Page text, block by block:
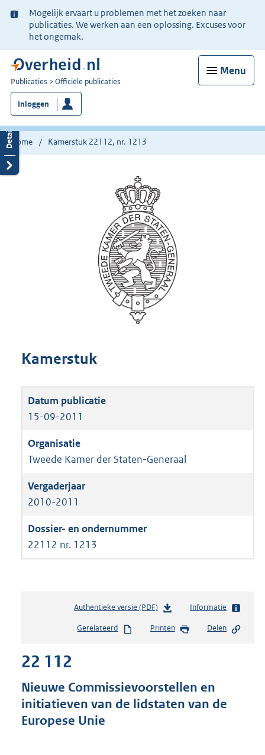
Ter
informatie:
Mogelijk ervaart u problemen met het zoeken naar
publicaties. We werken aan een oplossing. Excuses voor
het ongemak.
Menu
U
bent
nu
hier:
Publicaties Officiële publicaties
Inloggen
Home Kamerstuk 22112, nr. 1213
Kamerstuk
15-09-2011
Tweede Kamer der Staten-Generaal
2010-2011
22112 nr. 1213
Authentieke versie (PDF)b
s
s
g
Informatie
Gerelateerd Printen Delen
22 112
Nieuwe Commissievoorstellen en
initiatieven van de lidstaten van de
Europese Unie